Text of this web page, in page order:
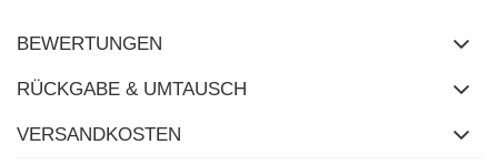
BEWERTUNGEN
RÜCKGABE & UMTAUSCH
VERSANDKOSTEN